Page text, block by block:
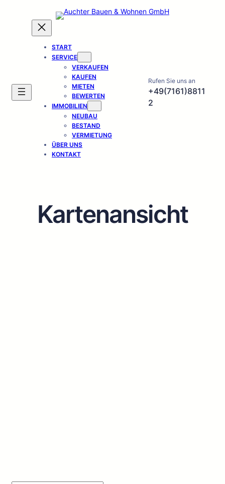
START
SERVICE
VERKAUFEN
KAUFEN
MIETEN
BEWERTEN
IMMOBILIEN
NEUBAU
BESTAND
VERMIETUNG
ÜBER UNS
KONTAKT
Rufen Sie uns an
+49(7161)8811
2
Kartenansicht